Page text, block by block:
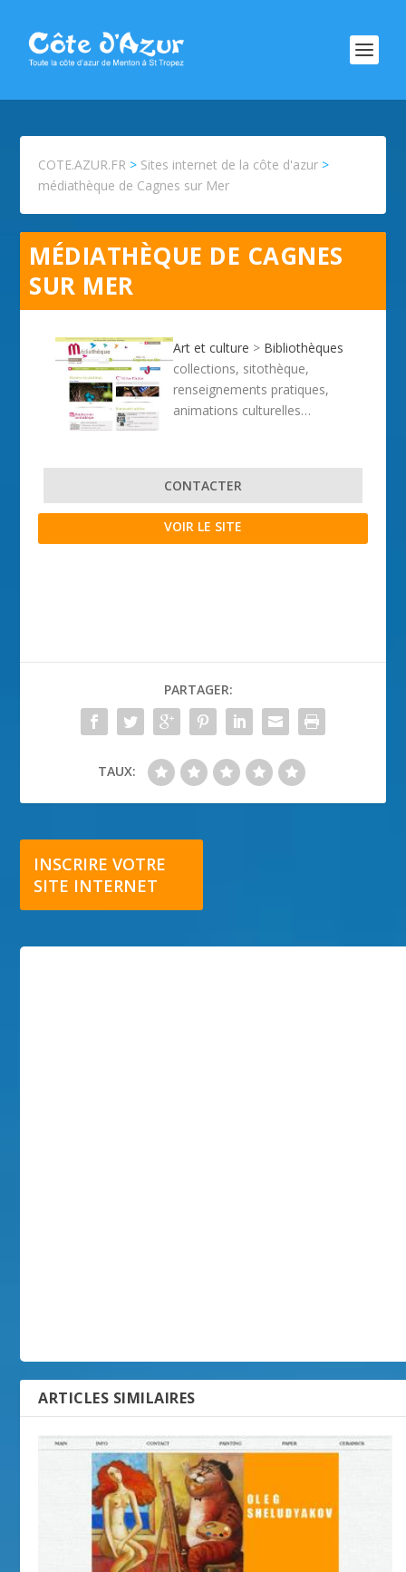
COTE.AZUR.FR > Sites internet de la côte d'azur >
médiathèque de Cagnes sur Mer
MÉDIATHÈQUE DE CAGNES
SUR MER
Art et culture > Bibliothèques
collections, sitothèque,
renseignements pratiques,
animations culturelles…
CONTACTER
VOIR LE SITE
PARTAGER:
TAUX:
INSCRIRE VOTRE
SITE INTERNET
ARTICLES SIMILAIRES